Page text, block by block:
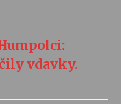
vdavky.